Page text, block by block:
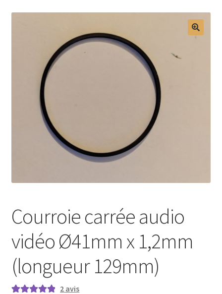
Courroie carrée audio
vidéo Ø41mm x 1,2mm
(longueur 129mm)
2 avis